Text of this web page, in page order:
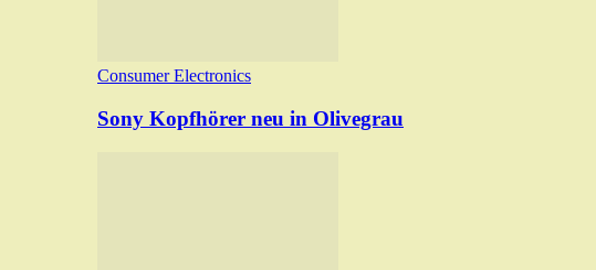
Consumer Electronics
Sony Kopfhörer neu in Olivegrau